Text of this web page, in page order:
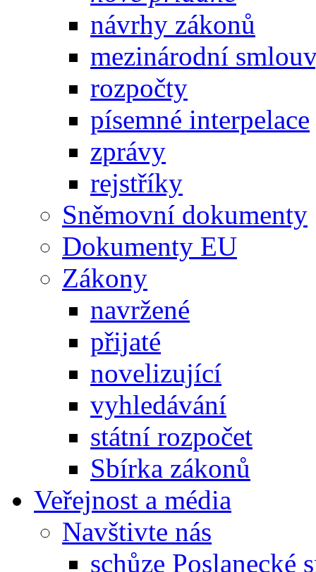
návrhy zákonů
mezinárodní
rozpočty
písemné interpelace
zprávy
rejstříky
Sněmovní dokumenty
Dokumenty EU
Zákony
navržené
přijaté
novelizující
vyhledávání
státní rozpočet
Sbírka zákonů
Veřejnost a média
Navštivte nás
schůze Poslanecké